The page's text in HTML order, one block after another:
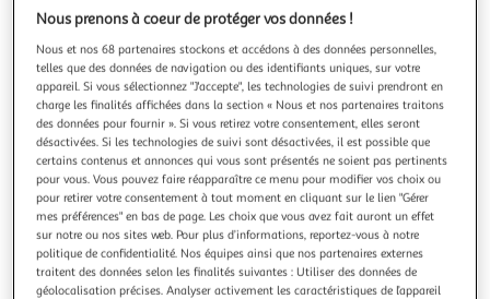
précédente
suivante
GARDENSTAR
Soucoupe 19 cm pour pot horticole D30 cm blanc
crème
Cette soucoupe pour pot horticole 30 cm blanc crème
GARDENSTAR apportera une touche finale à votre
décoration.
En savoir +
Garantie légale: 2 ans (voir CGV)
Vendu parAuchan
Nous prenons à coeur de protéger vos données !
Nous et nos 68 partenaires stockons et accédons à des données personnelles,
telles que des données de navigation ou des identifiants uniques, sur votre
appareil. Si vous sélectionnez "J'accepte", les technologies de suivi prendront en
charge les finalités affichées dans la section « Nous et nos partenaires traitons
des données pour fournir ». Si vous retirez votre consentement, elles seront
désactivées. Si les technologies de suivi sont désactivées, il est possible que
certains contenus et annonces qui vous sont présentés ne soient pas pertinents
pour vous. Vous pouvez faire réapparaître ce menu pour modifier vos choix ou
pour retirer votre consentement à tout moment en cliquant sur le lien "Gérer
mes préférences" en bas de page. Les choix que vous avez fait auront un effet
sur notre ou nos sites web. Pour plus d’informations, reportez-vous à notre
politique de confidentialité. Nos équipes ainsi que nos partenaires externes
traitent des données selon les finalités suivantes : Utiliser des données de
géolocalisation précises. Analyser activement les caractéristiques de l’appareil